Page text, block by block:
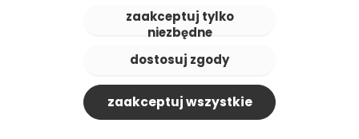
zaakceptuj tylko
niezbędne
dostosuj zgody
zaakceptuj wszystkie